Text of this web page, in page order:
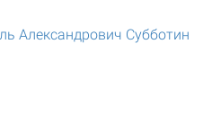
Александрович Субботин